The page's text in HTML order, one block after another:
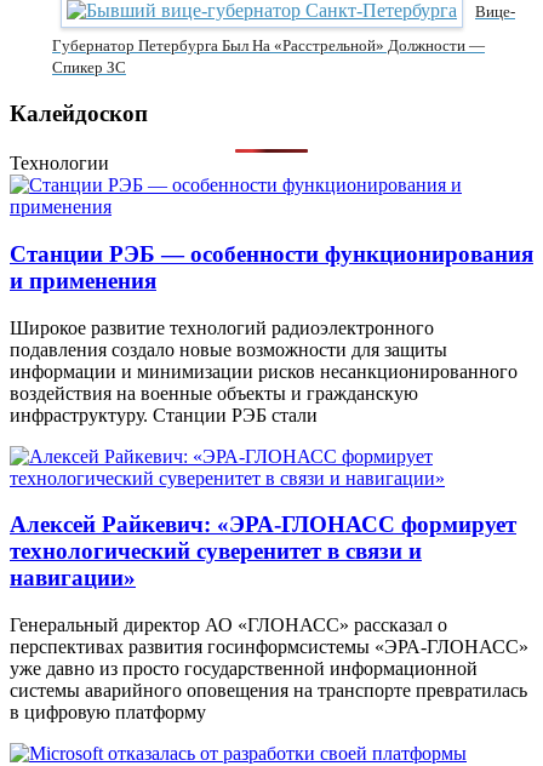
Вице-
Губернатор Петербурга Был На «расстрельной» Должности —
Спикер ЗС
Калейдоскоп
Технологии
Станции РЭБ — особенности функционирования
и применения
Широкое развитие технологий радиоэлектронного
подавления создало новые возможности для защиты
информации и минимизации рисков несанкционированного
воздействия на военные объекты и гражданскую
инфраструктуру. Станции РЭБ стали
Алексей Райкевич: «ЭРА-ГЛОНАСС формирует
технологический суверенитет в связи и
навигации»
Генеральный директор АО «ГЛОНАСС» рассказал о
перспективах развития госинформсистемы «ЭРА-ГЛОНАСС»
уже давно из просто государственной информационной
системы аварийного оповещения на транспорте превратилась
в цифровую платформу